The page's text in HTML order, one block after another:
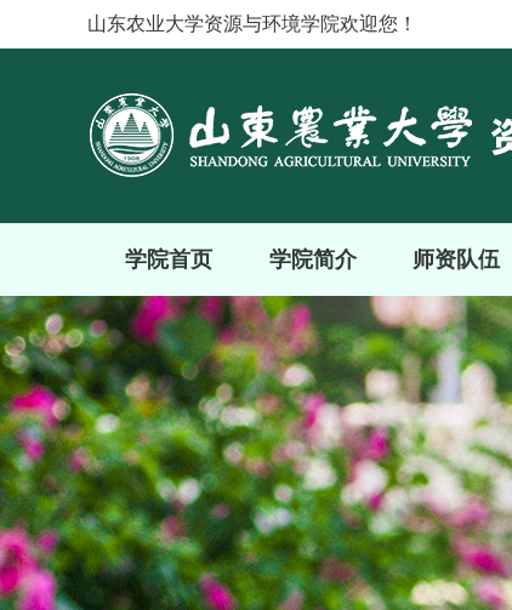
山东农业大学资源与环境学院欢迎您！
学院首页 学院简介 师资队伍